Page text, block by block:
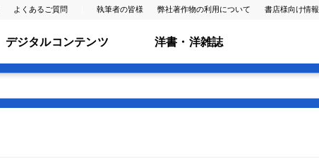
よくあるご質問 執筆者の皆様 弊社著作物の利用について 書店様向け情報
デジタルコンテンツ 洋書・洋雑誌